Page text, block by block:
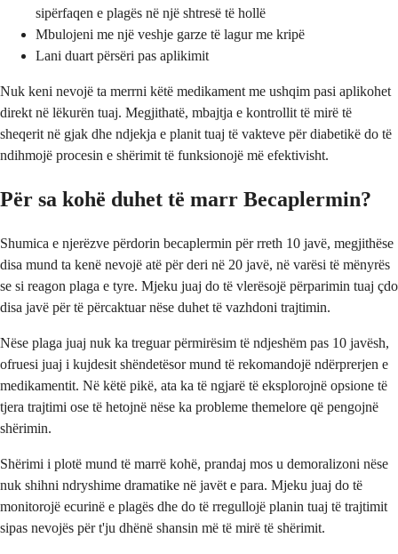
sipërfaqen e plagës në një shtresë të hollë
Mbulojeni me një veshje garze të lagur me kripë
Lani duart përsëri pas aplikimit
Nuk keni nevojë ta merrni këtë medikament me ushqim pasi aplikohet
direkt në lëkurën tuaj. Megjithatë, mbajtja e kontrollit të mirë të
sheqerit në gjak dhe ndjekja e planit tuaj të vakteve për diabetikë do të
ndihmojë procesin e shërimit të funksionojë më efektivisht.
Për sa kohë duhet të marr Becaplermin?
Shumica e njerëzve përdorin becaplermin për rreth 10 javë, megjithëse
disa mund ta kenë nevojë atë për deri në 20 javë, në varësi të mënyrës
se si reagon plaga e tyre. Mjeku juaj do të vlerësojë përparimin tuaj çdo
disa javë për të përcaktuar nëse duhet të vazhdoni trajtimin.
Nëse plaga juaj nuk ka treguar përmirësim të ndjeshëm pas 10 javësh,
ofruesi juaj i kujdesit shëndetësor mund të rekomandojë ndërprerjen e
medikamentit. Në këtë pikë, ata ka të ngjarë të eksplorojnë opsione të
tjera trajtimi ose të hetojnë nëse ka probleme themelore që pengojnë
shërimin.
Shërimi i plotë mund të marrë kohë, prandaj mos u demoralizoni nëse
nuk shihni ndryshime dramatike në javët e para. Mjeku juaj do të
monitorojë ecurinë e plagës dhe do të rregullojë planin tuaj të trajtimit
sipas nevojës për t'ju dhënë shansin më të mirë të shërimit.